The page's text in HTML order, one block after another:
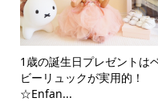
1歳の誕生日プレゼントは
ビーリュックが実用的！
☆Enfan...